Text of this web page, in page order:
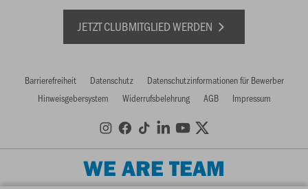
JETZT CLUBMITGLIED WERDEN
Barrierefreiheit Datenschutz
Datenschutzinformationen für Bewerber
Hinweisgebersystem
Widerrufsbelehrung AGB Impressum
WE ARE TEAM